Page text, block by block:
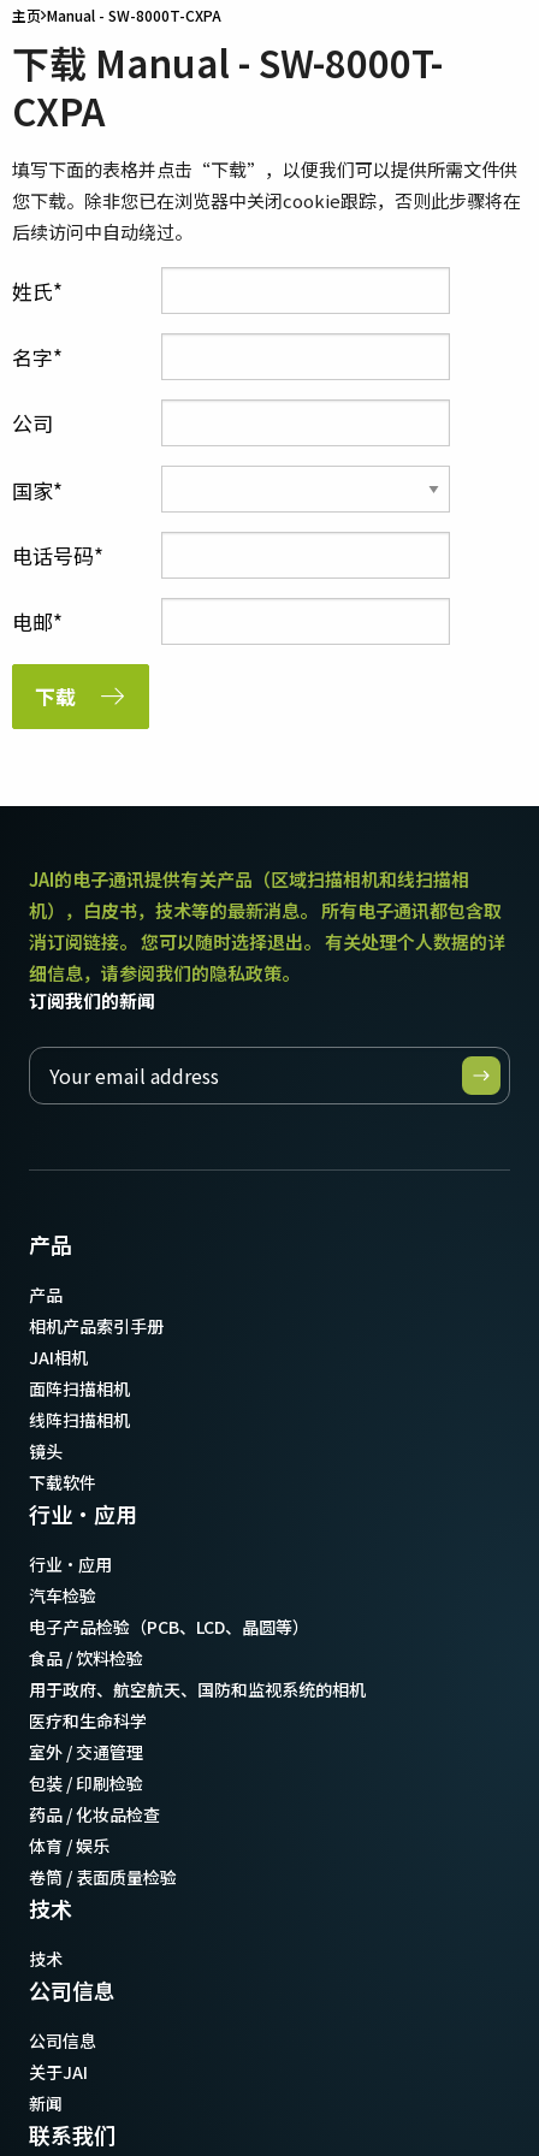
主页 Manual - SW-8000T-CXPA
下载 Manual - SW-8000T-
CXPA
填写下面的表格并点击“下载”，以便我们可以提供所需文件供
您下载。除非您已在浏览器中关闭cookie跟踪，否则此步骤将在
后续访问中自动绕过。
姓氏
名字
公司
国家
电话号码
电邮
下载
JAI的电子通讯提供有关产品（区域扫描相机和线扫描相
机），白皮书，技术等的最新消息。 所有电子通讯都包含取
消订阅链接。 您可以随时选择退出。 有关处理个人数据的详
细信息，请参阅我们的隐私政策。
订阅我们的新闻
产品
产品
相机产品索引手册
JAI相机
面阵扫描相机
线阵扫描相机
镜头
下载软件
行业·应用
行业·应用
汽车检验
电子产品检验（PCB、LCD、晶圆等）
食品 / 饮料检验
用于政府、航空航天、国防和监视系统的相机
医疗和生命科学
室外 / 交通管理
包装 / 印刷检验
药品 / 化妆品检查
体育 / 娱乐
卷筒 / 表面质量检验
技术
技术
公司信息
公司信息
关于JAI
新闻
联系我们